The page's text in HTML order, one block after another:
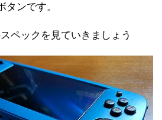
ンです。
ペックを見ていきましょう